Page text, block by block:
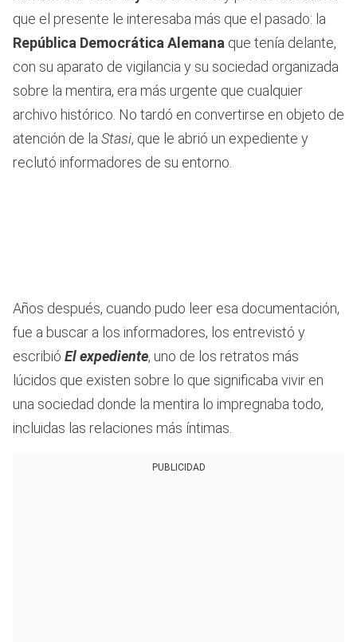
que el presente le interesaba más que el pasado: la
República Democrática Alemana que tenía delante,
con su aparato de vigilancia y su sociedad organizada
sobre la mentira, era más urgente que cualquier
archivo histórico. No tardó en convertirse en objeto de
atención de la Stasi, que le abrió un expediente y
reclutó informadores de su entorno.
Años después, cuando pudo leer esa documentación,
fue a buscar a los informadores, los entrevistó y
escribió El expediente, uno de los retratos más
lúcidos que existen sobre lo que significaba vivir en
una sociedad donde la mentira lo impregnaba todo,
incluidas las relaciones más íntimas.
PUBLICIDAD